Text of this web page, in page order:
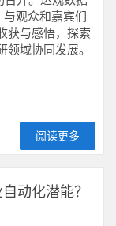
与观众和嘉宾们
获与感悟，探索
域协同发展。
阅读更多
动化潜能？